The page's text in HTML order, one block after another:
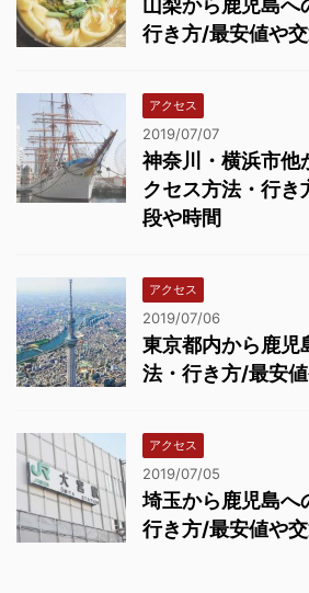
山梨から鹿児島へ
行き方/最安値や
アクセス
2019/07/07
神奈川・横浜市他
クセス方法・行
段や時間
アクセス
2019/07/06
東京都内から鹿児
法・行き方/最安
アクセス
2019/07/05
埼玉から鹿児島へ
行き方/最安値や